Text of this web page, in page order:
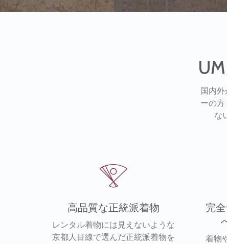
国内
ーの
な
高品質な正統派着物
レンタル着物には見えないような
京都人目線で選んだ正統派着物を
完
着物